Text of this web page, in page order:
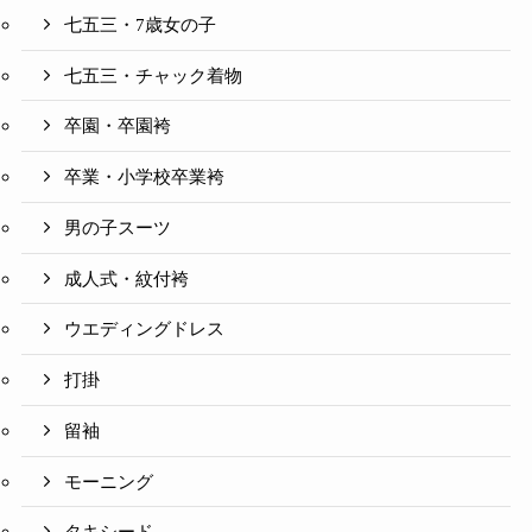
七五三・7歳女の子
七五三・チャック着物
卒園・卒園袴
卒業・小学校卒業袴
男の子スーツ
成人式・紋付袴
ウエディングドレス
打掛
留袖
モーニング